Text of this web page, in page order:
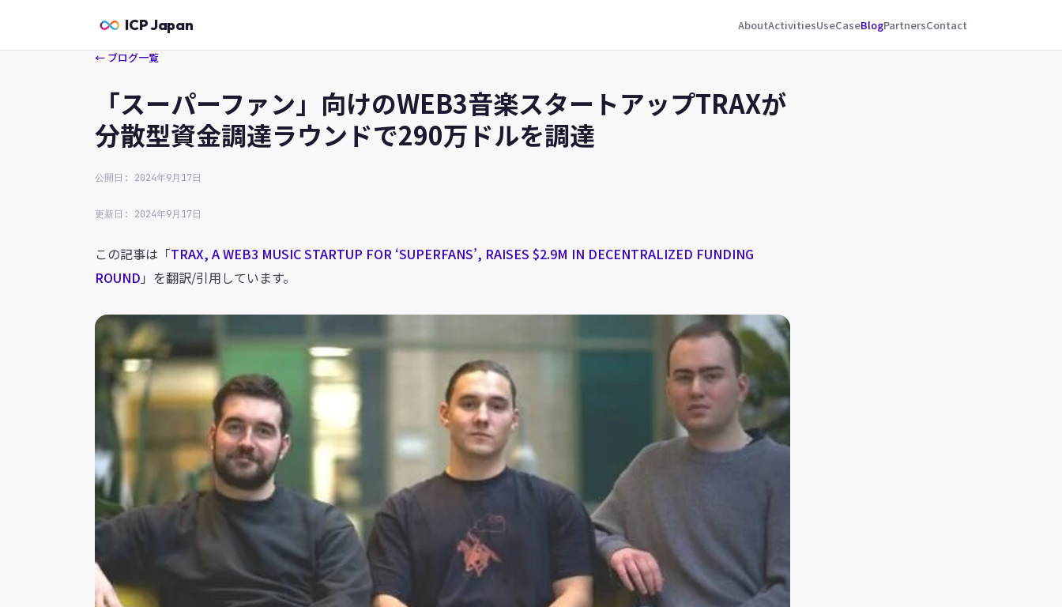
ICP Japan AboutActivitiesUseCaseBlogPartnersContact
← ブログ一覧
「スーパーファン」向けのWEB3音楽スタートアップTRAXが
分散型資金調達ラウンドで290万ドルを調達
公開日: 2024年9月17日
更新日: 2024年9月17日
この記事は「TRAX, A WEB3 MUSIC STARTUP FOR ‘SUPERFANS’, RAISES $2.9M IN DECENTRALIZED FUNDING
ROUND 」を翻訳/引用しています。